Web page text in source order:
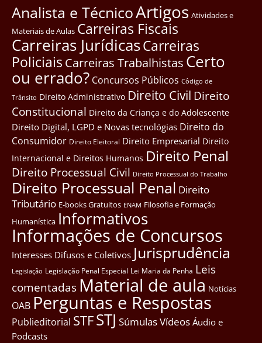
Analista e TécnicoArtigos Atividades e
Materiais de Aulas Carreiras Fiscais
Carreiras JurídicasCarreiras
Policiais Carreiras Trabalhistas Certo
ou errado? Concursos Públicos Côdigo de
Trânsito Direito Administrativo Direito Civil Direito
Constitucional Direito da Criança e do Adolescente
Direito Digital, LGPD e Novas tecnológias Direito do
Consumidor Direito Eleitoral Direito Empresarial Direito
Internacional e Direitos Humanos Direito Penal
Direito Processual Civil Direito Processual do Trabalho
Direito Processual Penal Direito
Tributário E-books Gratuitos ENAM Filosofia e Formação
Humanística Informativos
Informações de Concursos
Interesses Difusos e Coletivos Jurisprudência
Legislação Legislação Penal Especial Lei Maria da Penha Leis
comentadas Material de aula Notícias
OAB Perguntas e Respostas
Publieditorial STFSTJ SúmulasVídeos Áudio e
Podcasts